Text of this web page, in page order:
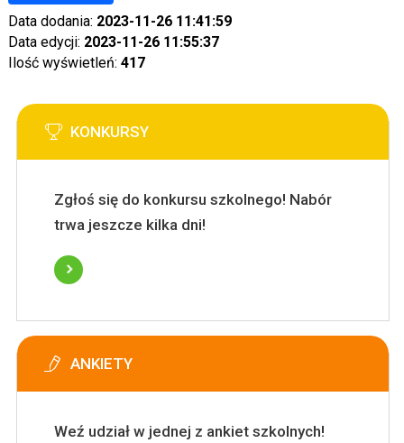
Data dodania: 2023-11-26 11:41:59
Data edycji: 2023-11-26 11:55:37
Ilość wyświetleń: 417
KONKURSY
Zgłoś się do konkursu szkolnego! Nabór
trwa jeszcze kilka dni!
ANKIETY
Weź udział w jednej z ankiet szkolnych!